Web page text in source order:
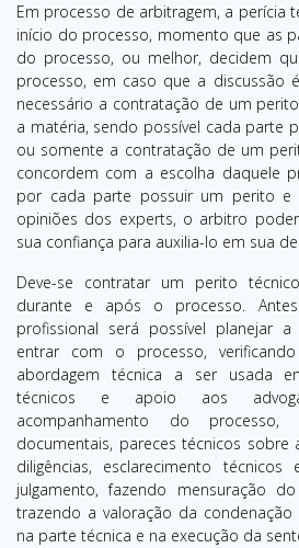
Em processo de arbitragem, a perícia
início do processo, momento que as
do processo, ou melhor, decidem
processo, em caso que a discussão
necessário a contratação de um
a matéria, sendo possível cada parte
ou somente a contratação de um
concordem com a escolha daquele
por cada parte possuir um perito e
opiniões dos experts, o arbitro
sua confiança para auxilia-lo em sua
Deve-se contratar um perito
durante e após o processo.
profissional será possível planejar
entrar com o processo,
abordagem técnica a ser usada
técnicos e apoio aos
acompanhamento do
documentais, pareces técnicos sobre
diligências, esclarecimento
julgamento, fazendo mensuração
trazendo a valoração da
na parte técnica e na execução da